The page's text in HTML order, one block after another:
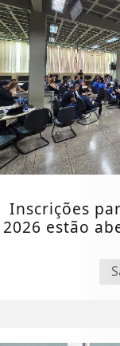
Inscrições
2026 estão